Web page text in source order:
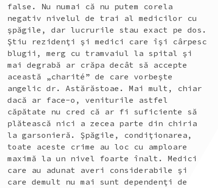
false. Nu numai că nu putem corela
negativ nivelul de trai al medicilor cu
şpăgile, dar lucrurile stau exact pe dos.
Ştiu rezidenţi şi medici care îşi cârpesc
blugii, merg cu tramvaiul la spital şi
mai degrabă ar crăpa decât să accepte
această „charité” de care vorbeşte
angelic dr. Astărăstoae. Mai mult, chiar
dacă ar face-o, veniturile astfel
căpătate nu cred că ar fi suficiente să
plătească nici a zecea parte din chiria
la garsonieră. Şpăgile, condiţionarea,
toate aceste crime au loc cu amploare
maximă la un nivel foarte înalt. Medici
care au adunat averi considerabile şi
care demult nu mai sunt dependenţi de